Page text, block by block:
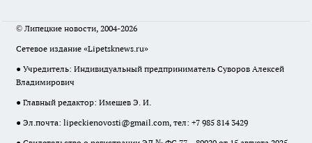
© Липецкие новости, 2004-2026
Сетевое издание «Lipetsknews.ru»
● Учредитель: Индивидуальный предприниматель Суворов Алексей
Владимирович
● Главный редактор: Имешев Э. И.
● Эл.почта: lipeckienovosti@gmail.com, тел: +7 985 814 3429